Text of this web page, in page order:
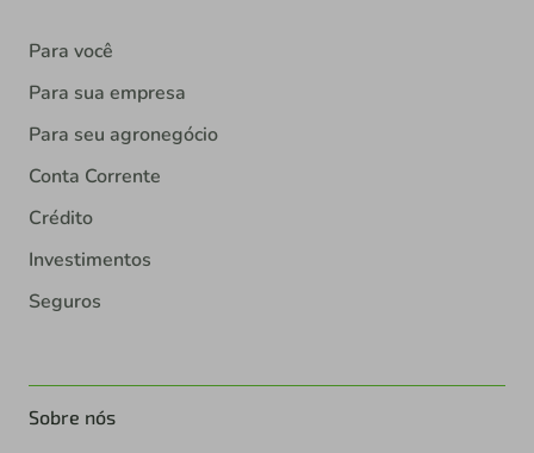
Para você
Para sua empresa
Para seu agronegócio
Conta Corrente
Crédito
Investimentos
Seguros
Sobre nós